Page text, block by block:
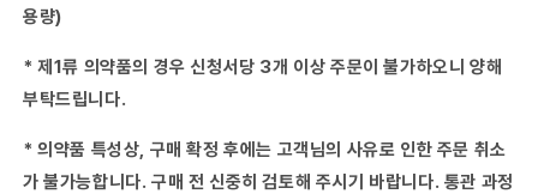
줄
임
림
용량)
* 제1류 의약품의 경우 신청서당 3개 이상 주문이 불가하오니 양해
부탁드립니다.
* 의약품 특성상, 구매 확정 후에는 고객님의 사유로 인한 주문 취소
가 불가능합니다. 구매 전 신중히 검토해 주시기 바랍니다. 통관 과정